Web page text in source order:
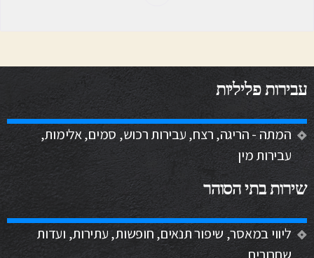
עבירות פליליות
המתה - הריגה, רצח, עבירות רכוש, סמים, אלימות,
עבירות מין
שירות בתי הסוהר
ליווי במאסר, שיפור תנאים, חופשות, עתירות, ועדות